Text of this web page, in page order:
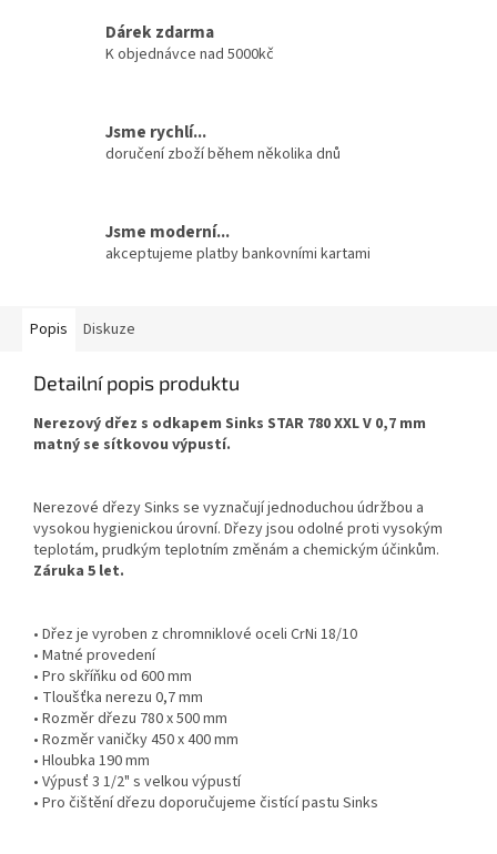
Dárek zdarma
K objednávce nad 5000kč
Jsme rychlí...
doručení zboží během několika dnů
Jsme moderní...
akceptujeme platby bankovními kartami
Popis Diskuze
Detailní popis produktu
Nerezový dřez s odkapem Sinks STAR 780 XXL V 0,7 mm
matný se sítkovou výpustí.
Nerezové dřezy Sinks se vyznačují jednoduchou údržbou a
vysokou hygienickou úrovní. Dřezy jsou odolné proti vysokým
teplotám, prudkým teplotním změnám a chemickým účinkům.
Záruka 5 let.
• Dřez je vyroben z chromniklové oceli CrNi 18/10
• Matné provedení
• Pro skříňku od 600 mm
• Tloušťka nerezu 0,7 mm
• Rozměr dřezu 780 x 500 mm
• Rozměr vaničky 450 x 400 mm
• Hloubka 190 mm
• Výpusť 3 1/2" s velkou výpustí
• Pro čištění dřezu doporučujeme čistící pastu Sinks